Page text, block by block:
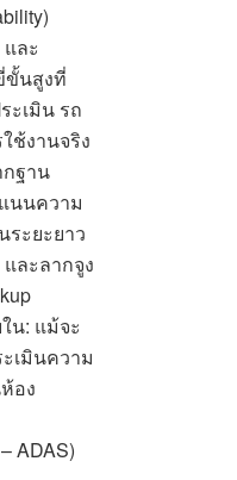
ละ
ขั้นสูงที่
ะเมิน รถ
ช้งานจริง
ฐาน
นนความ
ะยะยาว
ละลากจูง
น: แม้จะ
เมินความ
อง
ADAS)